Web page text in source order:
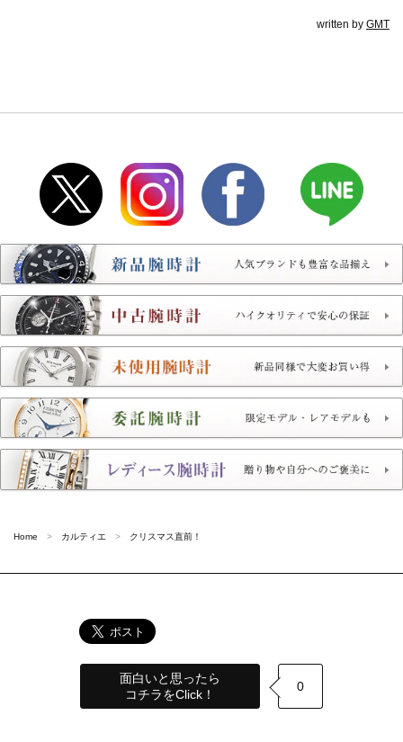
written by GMT
Home カルティエ クリスマス直前！
面白いと思ったら
コチラをClick！
0